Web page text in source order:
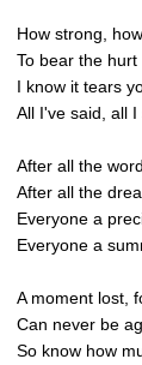
How strong how
To bear the hurt
I know it tears
All I've said all I
After all the
After all the
Everyone a
Everyone a
A moment lost
Can never be
So know how